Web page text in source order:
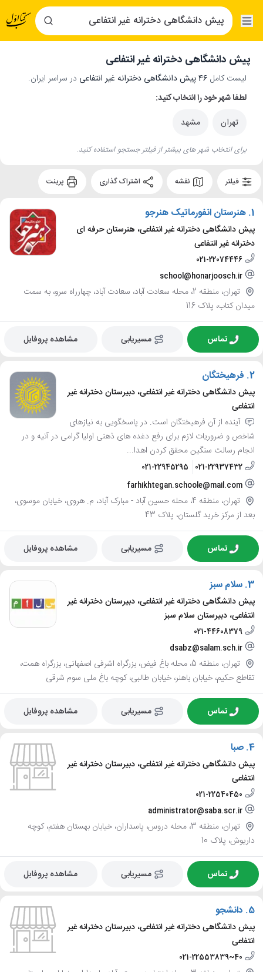
پیش دانشگاهی دخترانه غیر انتفاعی
لیست کامل 46 پیش دانشگاهی دخترانه غیر انتفاعی
در سراسر ایران.
لطفا شهر خود را انتخاب کنید:
تهران
مشهد
برای انتخاب شهر های بیشتر از فیلتر جستجو استفاده کنید.
فیلتر نقشه
1. هنرستان انفورماتیک هنرجو
پیش دانشگاهی دخترانه غیر انتفاعی، هنرستان حرفه ای
دخترانه غیر انتفاعی
021-22074446
school@honarjoosch.ir
تهران، منطقه 2، محله سعادت آباد، سعادت آباد، چهارراه سرو، به سمت
میدان کتاب، پلاک 116
تماس مسیریابی مشاهده پروفایل
2. فرهیختگان
پیش دانشگاهی دخترانه غیر انتفاعی، دبیرستان دخترانه غیر
انتفاعی
آینده از آن فرهیختگان است. در پاسخگویی به نیازهای
شاخص و ضروریات لازم برای رفع دغده های ذهنی اولیا گرامی در آتیه و در
انجام رسالت سنگین محقق کردن اهدا...
021-22937432
021-22945295
farhikhtegan.schoole@mail.com
تهران، منطقه 4، محله حسین آباد - مبارک آباد، م. هروی، خیابان موسوی،
بعد از مرکز خرید گلستان، پلاک 43
تماس مسیریابی مشاهده پروفایل
3. سلام سبز
پیش دانشگاهی دخترانه غیر انتفاعی، دبیرستان دخترانه غیر
انتفاعی، دبیرستان سلام سبز
021-44608379
dsabz@salam.sch.ir
تهران، منطقه 5، محله باغ فیض، بزرگراه اشرفی اصفهانی، بزرگراه همت،
تقاطع حکیم، خیابان باهنر، خیابان طالبی، کوچه باغ ملی سوم شرقی
تماس مسیریابی مشاهده پروفایل
4. صبا
پیش دانشگاهی دخترانه غیر انتفاعی، دبیرستان دخترانه غیر
انتفاعی
021-22540450
administrator@saba.scr.ir
تهران، منطقه 3، محله دروس، پاسداران، خیابان بهستان هفتم، کوچه
داریوش، پلاک 10
تماس مسیریابی مشاهده پروفایل
5. دانشجو
پیش دانشگاهی دخترانه غیر انتفاعی، دبیرستان دخترانه غیر
انتفاعی
021-22553839~40